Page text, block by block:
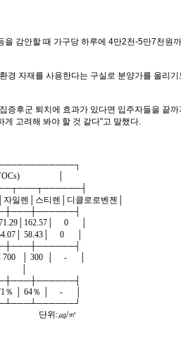
을 감안할 때 가구당 하루에 4만2천-5만7천원
경 자재를 사용한다는 구실로 분양가를 올리
증후군 퇴치에 효과가 있다면 입주자들을 끝
게 고려해 봐야 할 것 같다"고 말했다.
효과
(VOCs) │
렌│스티렌│디클로로벤젠│
0 │
58.43│ 0 │
│700 │ 300 │ - │
│
71％ │ 64％ │ - │
팀 단위:㎍/㎥